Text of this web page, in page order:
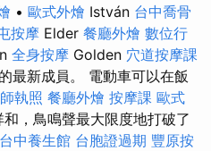
• 歐式外燴 István 台中喬骨
按摩 Elder 餐廳外燴 數位行
全身按摩 Golden 穴道按摩課
最新成員。 電動車可以在飯
執照 餐廳外燴 按摩課 歐式
，鳥鳴聲最大限度地打破了
台中養生館 台胞證過期 豐原按